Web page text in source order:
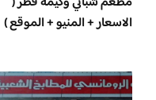
الاسعار + المنيو + الموقع )